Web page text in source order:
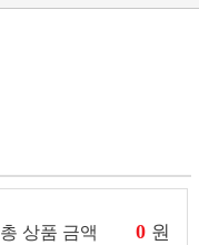
총 상품 금액 0 원